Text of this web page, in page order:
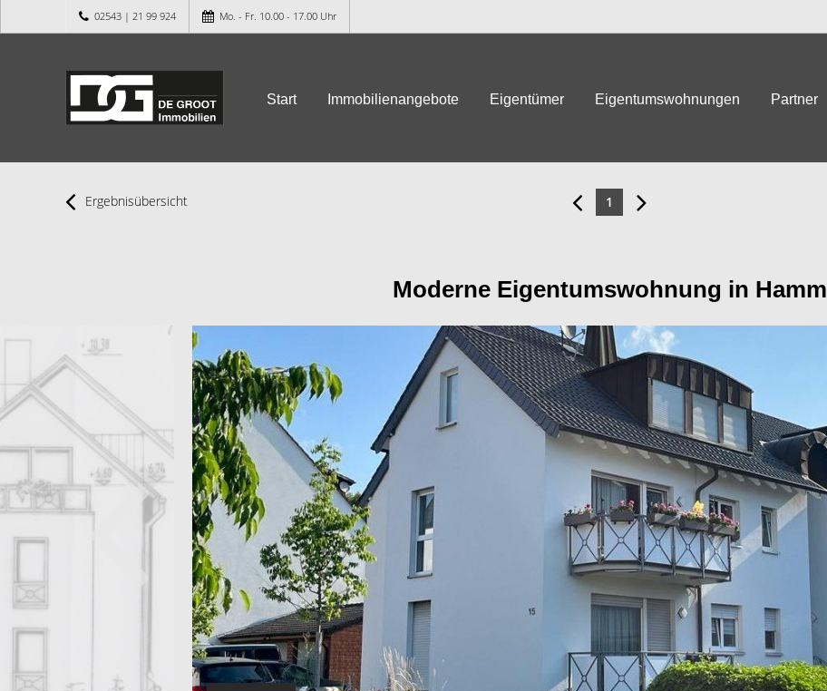
02543 | 21 99 924 Mo. - Fr. 10.00 - 17.00 Uhr
Start Immobilienangebote Eigentümer Eigentumswohnungen Partner
Ergebnisübersicht 1
Moderne Eigentumswohnung in Hamm